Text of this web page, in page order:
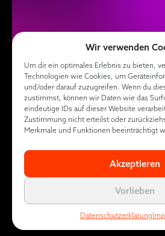
Wir verwenden
Um dir ein optimales Erlebnis zu bieten,
Technologien wie Cookies, um
und/oder darauf zuzugreifen. Wenn du
zustimmst, können wir Daten wie das
eindeutige IDs auf dieser Website
Zustimmung nicht erteilst oder
Merkmale und Funktionen beeinträchtigt
Akzeptieren
Vorlieben
Datenschutzerklärung